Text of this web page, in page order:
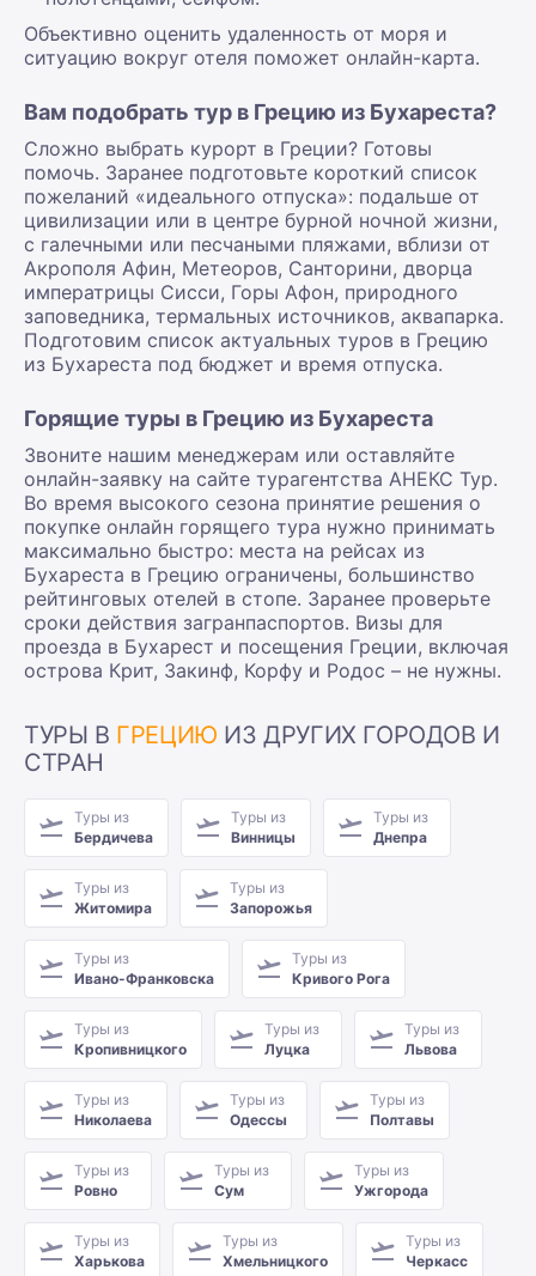
Объективно оценить удаленность от моря и
ситуацию вокруг отеля поможет онлайн-карта.
Вам подобрать тур в Грецию из Бухареста?
Сложно выбрать курорт в Греции? Готовы
помочь. Заранее подготовьте короткий список
пожеланий «идеального отпуска»: подальше от
цивилизации или в центре бурной ночной жизни,
с галечными или песчаными пляжами, вблизи от
Акрополя Афин, Метеоров, Санторини, дворца
императрицы Сисси, Горы Афон, природного
заповедника, термальных источников, аквапарка.
Подготовим список актуальных туров в Грецию
из Бухареста под бюджет и время отпуска.
Горящие туры в Грецию из Бухареста
Звоните нашим менеджерам или оставляйте
онлайн-заявку на сайте турагентства АНЕКС Тур.
Во время высокого сезона принятие решения о
покупке онлайн горящего тура нужно принимать
максимально быстро: места на рейсах из
Бухареста в Грецию ограничены, большинство
рейтинговых отелей в стопе. Заранее проверьте
сроки действия загранпаспортов. Визы для
проезда в Бухарест и посещения Греции, включая
острова Крит, Закинф, Корфу и Родос – не нужны.
ТУРЫ В ГРЕЦИЮ ИЗ ДРУГИХ ГОРОДОВ И
СТРАН
Туры из
Бердичева
Туры из
Винницы
Туры из
Днепра
Туры из
Житомира
Туры из
Запорожья
Туры из
Ивано-Франковска
Туры из
Кривого Рога
Туры из
Кропивницкого
Туры из
Луцка
Туры из
Львова
Туры из
Николаева
Туры из
Одессы
Туры из
Полтавы
Туры из
Ровно
Туры из
Сум
Туры из
Ужгорода
Туры из
Харькова
Туры из
Хмельницкого
Туры из
Черкасс